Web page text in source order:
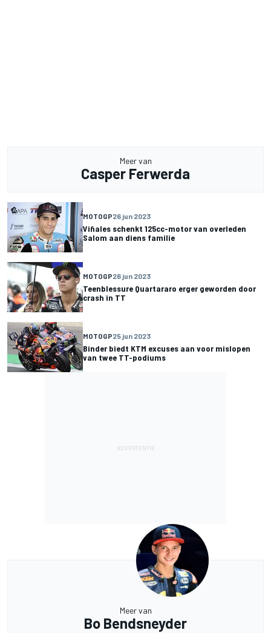
Meer van
Casper Ferwerda
MOTOGP26 jun 2023
Viñales schenkt 125cc-motor van overleden
Salom aan diens familie
MOTOGP26 jun 2023
Teenblessure Quartararo erger geworden door
crash in TT
MOTOGP25 jun 2023
Binder biedt KTM excuses aan voor mislopen
van twee TT-podiums
Meer van
Bo Bendsneyder